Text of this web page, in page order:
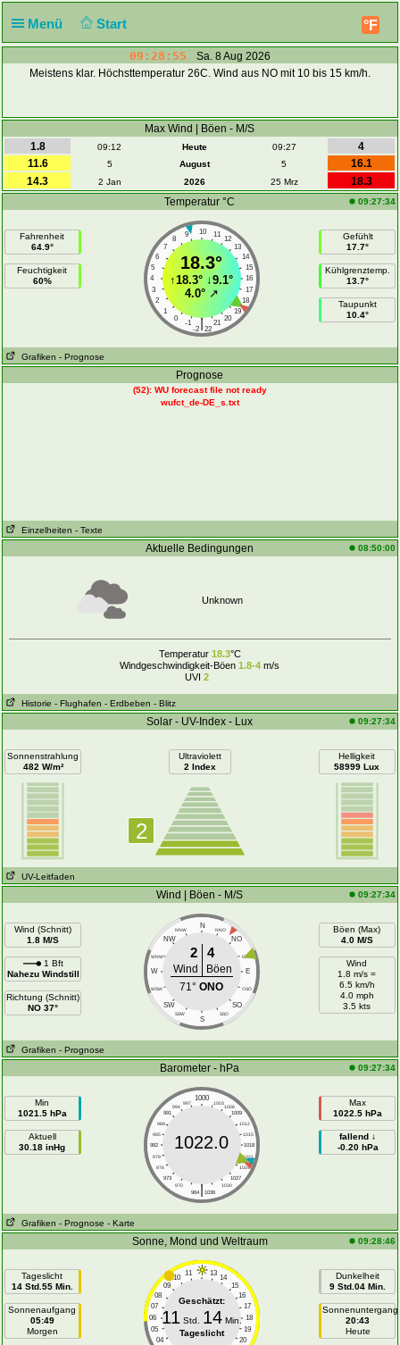
Menü Start °F
09:28:55
Sa. 8 Aug 2026
Meistens klar. Höchsttemperatur 26C. Wind aus NO mit 10 bis 15 km/h.
Max Wind | Böen - M/S
1.8
09:12 Heute 09:27
4
11.6
5 August 5
16.1
14.3
2 Jan 2026 25 Mrz
18.3
Temperatur °C
09:27:34
Fahrenheit
64.9°
Feuchtigkeit
60%
10
9 11
8
12
7
13
6
14
5
15
4
16
3
17
2
18
1
19
0
20
-1 21
|
-2 22
18.3°
↑18.3° ↓9.1°
4.0°↗
Gefühlt
17.7°
Kühlgrenztemp.
13.7°
Taupunkt
10.4°
Grafiken - Prognose
Prognose
(52): WU forecast file not ready
wufct_de-DE_s.txt
Einzelheiten - Texte
Aktuelle Bedingungen 08:50:00
Unknown
Temperatur 18.3°C
Windgeschwindigkeit-Böen 1.8-4 m/s
UVI2
Historie - Flughafen - Erdbeben - Blitz
Solar - UV-Index - Lux 09:27:34
Sonnenstrahlung
482 W/m²
Ultraviolett
2 Index
2
Helligkeit
58999 Lux
UV-Leitfaden
Wind | Böen - M/S 09:27:34
Wind (Schnitt)
1.8 M/S
1 Bft
Nahezu Windstill
Richtung (Schnitt)
NO 37°
N
NNW NNO
NW NO
WNW ONO
W E
WSW OSO
SW SO
SSW SSO
S
2 4
Wind
Böen
71°ONO
Böen (Max)
4.0 M/S
Wind
1.8 m/s =
6.5 km/h
4.0 mph
3.5 kts
Grafiken - Prognose
Barometer - hPa 09:27:34
Min
1021.5 hPa
Aktuell
30.18 inHg
1000
997 1003
994
1006
991
1009
988
1012
985
1015
982
1018
979
1021
976
1024
973
1027
970
1030
|
964 1036
1022.0
Max
1022.5 hPa
fallend ↓
-0.20 hPa
Grafiken - Prognose - Karte
Sonne, Mond und Weltraum 09:28:46
Tageslicht
14 Std.55 Min.
Sonnenaufgang
05:49
Morgen
11 13
10
14
09
15
08
16
07
17
06
18
05
19
04
20
Geschätzt:
11 Std. 14Min.
Tageslicht
Dunkelheit
9 Std.04 Min.
Sonnenuntergang
20:43
Heute